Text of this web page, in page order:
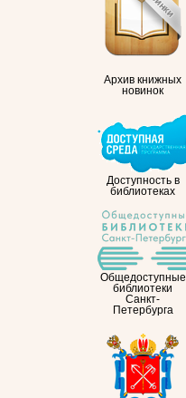
Архив книжных
новинок
Доступность в
библиотеках
Общедоступные
библиотеки
Санкт-
Петербурга